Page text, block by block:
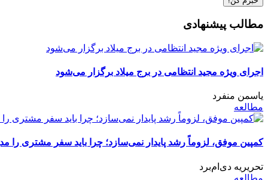
مطالب پیشنهادی
اجرای ویژه مجید انتظامی در برج میلاد برگزار می‌شود
یاسمن منفرد
مطالعه
کمپین موفق، لزوماً رشد پایدار نمی‌سازد؛ چرا باید سفر مشتری را
تحریریه دی‌ام‌برد
مطالعه